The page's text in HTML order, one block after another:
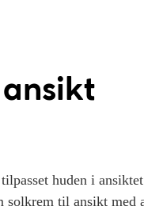
huden i
solkrem til ansikt